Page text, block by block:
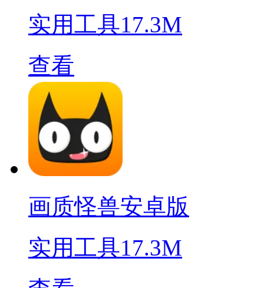
实用工具17.3M
查看
画质怪兽安卓版
实用工具17.3M